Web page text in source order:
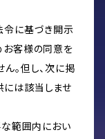
令に基づき開示
お客様の同意を
。但し、次に掲
は該当しませ
な範囲内におい